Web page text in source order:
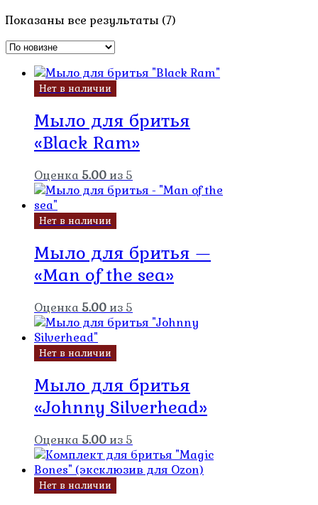
Показаны все результаты (7)
Нет в наличии
Мыло для бритья
«Black Ram»
Оценка 5.00 из 5
Нет в наличии
Мыло для бритья —
«Man of the sea»
Оценка 5.00 из 5
Нет в наличии
Мыло для бритья
«Johnny Silverhead»
Оценка 5.00 из 5
Нет в наличии